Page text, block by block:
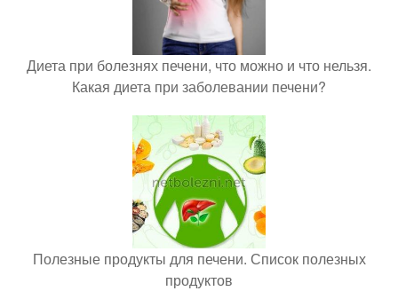
Диета при болезнях печени, что можно и что нельзя.
Какая диета при заболевании печени?
Полезные продукты для печени. Список полезных
продуктов